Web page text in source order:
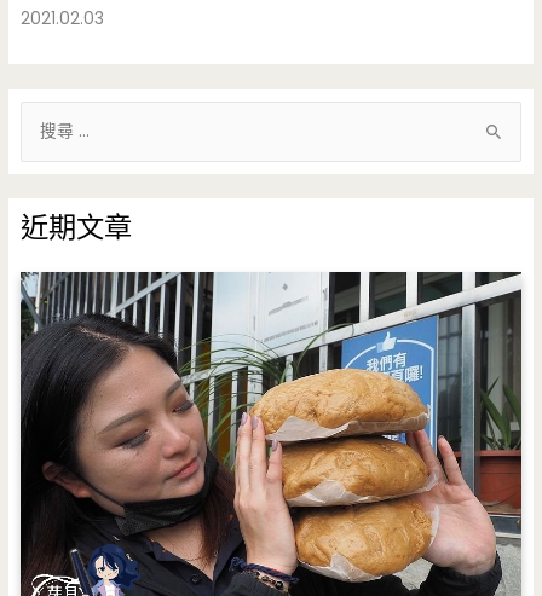
2021.02.03
鍵
字
:
近期文章